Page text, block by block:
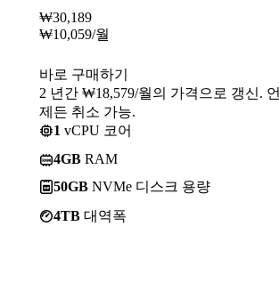
₩30,189
₩10,059/월
바로 구매하기
2 년간 ₩18,579/월의 가격으로 갱신. 언
제든 취소 가능.
1 vCPU 코어
4GB RAM
50GB NVMe 디스크 용량
4TB 대역폭